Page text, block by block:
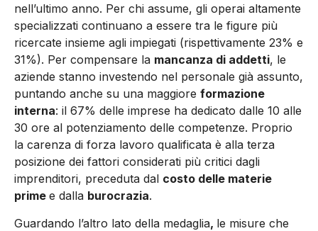
nell’ultimo anno. Per chi assume, gli operai altamente
specializzati continuano a essere tra le figure più
ricercate insieme agli impiegati (rispettivamente 23% e
31%). Per compensare la mancanza di addetti, le
aziende stanno investendo nel personale già assunto,
puntando anche su una maggiore formazione
interna: il 67% delle imprese ha dedicato dalle 10 alle
30 ore al potenziamento delle competenze. Proprio
la carenza di forza lavoro qualificata è alla terza
posizione dei fattori considerati più critici dagli
imprenditori, preceduta dal costo delle materie
prime e dalla burocrazia.
Guardando l’altro lato della medaglia, le misure che